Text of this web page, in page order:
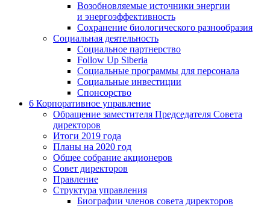
Возобновляемые источники энергии
и энергоэффективность
Сохранение биологического разнообразия
Социальная деятельность
Социальное партнерство
Follow Up Siberia
Социальные программы для персонала
Социальные инвестиции
Спонсорство
6 Корпоративное управление
Обращение заместителя Председателя Совета
директоров
Итоги 2019 года
Планы на 2020 год
Общее собрание акционеров
Совет директоров
Правление
Структура управления
Биографии членов совета директоров